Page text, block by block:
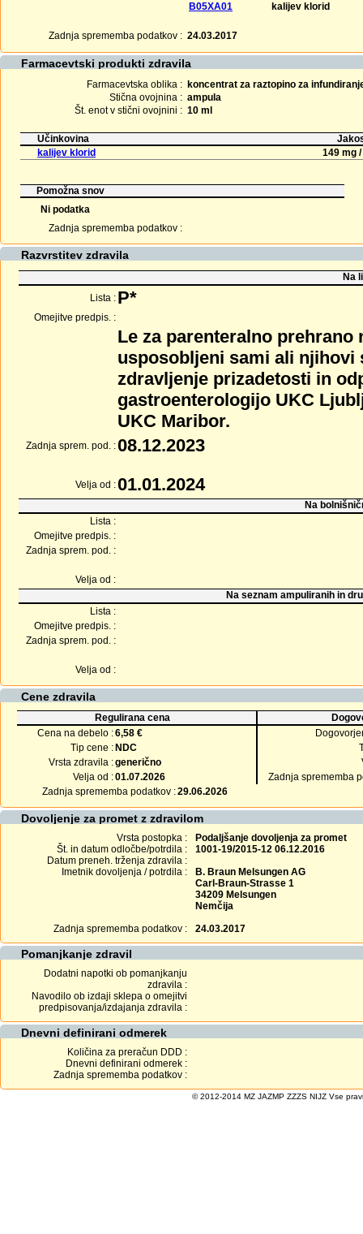
B05XA01
kalijev klorid
Zadnja sprememba podatkov : 24.03.2017
Farmacevtski produkti zdravila
Farmacevtska oblika : koncentrat za raztopino za
Stična ovojnina : ampula
Št. enot v stični ovojnini : 10 ml
Učinkovina
kalijev klorid
149 mg
Pomožna snov
Ni podatka
Zadnja sprememba podatkov :
Razvrstitev zdravila
Na
Lista : P*
Omejitve predpis. :
Le za parenteralno prehrano
usposobljeni sami ali njihovi
zdravljenje prizadetosti in
gastroenterologijo UKC
UKC Maribor.
Zadnja sprem. pod. :08.12.2023
Velja od :01.01.2024
Na
Lista :
Omejitve predpis. :
Zadnja sprem. pod. :
Velja od :
Na seznam ampuliranih in
Lista :
Omejitve predpis. :
Zadnja sprem. pod. :
Velja od :
Cene zdravila
Regulirana cena
Cena na debelo :6,58 €
Tip cene : NDC
Vrsta zdravila :generično
Velja od :01.07.2026
Zadnja sprememba
Zadnja sprememba podatkov :29.06.2026
Dovoljenje za promet z zdravilom
Vrsta postopka :
Podaljšanje dovoljenja za promet
Št. in datum odločbe/potrdila :
1001-19/2015-12 06.12.2016
Datum preneh. trženja zdravila :
Imetnik dovoljenja / potrdila :
B. Braun Melsungen AG
Carl-Braun-Strasse 1
34209 Melsungen
Nemčija
Zadnja sprememba podatkov :
24.03.2017
Pomanjkanje zdravil
Dodatni napotki ob pomanjkanju
zdravila :
Navodilo ob izdaji sklepa o omejitvi
predpisovanja/izdajanja zdravila :
Dnevni definirani odmerek
Količina za preračun DDD :
Dnevni definirani odmerek :
Zadnja sprememba podatkov :
© 2012-2014 MZ JAZMP ZZZS NIJZ Vse